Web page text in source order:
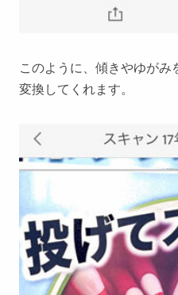
このように、傾きやゆがみ
変換してくれます。